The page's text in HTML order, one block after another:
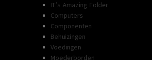
IT’s Amazing Folder
Computers
Componenten
Behuizingen
Voedingen
Moederborden